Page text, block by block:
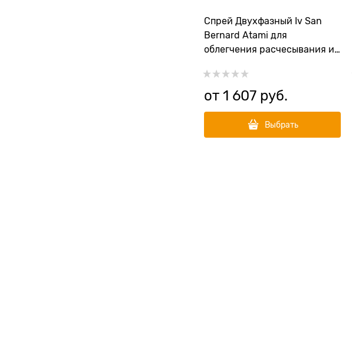
Спрей Двухфазный Iv San
Bernard Atami для
облегчения расчесывания и
от 1 607 руб.
Выбрать